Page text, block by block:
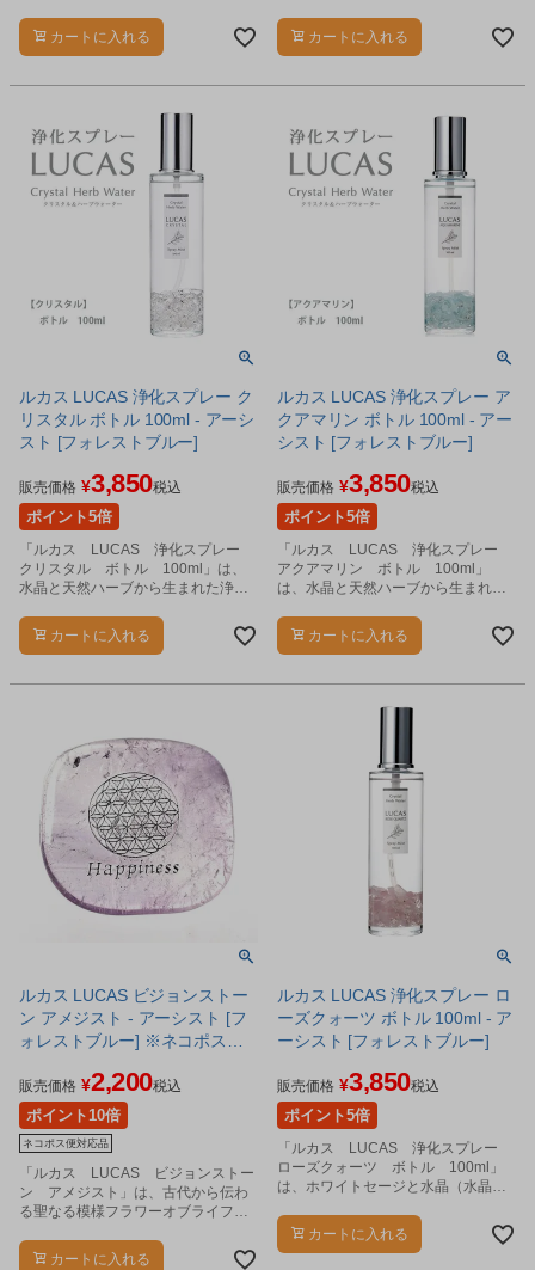
です。
カートに入れる
レーです。
カートに入れる
ルカス LUCAS 浄化スプレー ク
リスタル ボトル 100ml - アーシ
スト [フォレストブルー]
販売価格 ¥3,850税込
ポイント5倍
「ルカス LUCAS 浄化スプレー
クリスタル ボトル 100ml」は、
水晶と天然ハーブから生まれた浄化
カートに入れる
ルカス LUCAS 浄化スプレー ア
クアマリン ボトル 100ml - アー
シスト [フォレストブルー]
販売価格 ¥3,850税込
ポイント5倍
「ルカス LUCAS 浄化スプレー
アクアマリン ボトル 100ml」
は、水晶と天然ハーブから生まれた
カートに入れる
ルカス LUCAS ビジョンストー
ン アメジスト - アーシスト [フ
ォレストブルー] ※ネコポス対
販売価格 ¥2,200税込
ポイント10倍
ネコポス便対応品
「ルカス LUCAS ビジョンストー
ン アメジスト」は、古代から伝わ
る聖なる模様フラワーオブライフと
す。
カートに入れる
ルカス LUCAS 浄化スプレー ロ
ーズクォーツ ボトル 100ml - ア
ーシスト [フォレストブルー]
販売価格 ¥3,850税込
ポイント5倍
「ルカス LUCAS 浄化スプレー
ローズクォーツ ボトル 100ml」
は、ホワイトセージと水晶（水晶抽
プレーです。
カートに入れる